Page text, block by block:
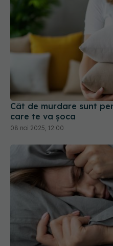
Cât de murdare sunt
care te va șoca
08 noi 2025, 12:00